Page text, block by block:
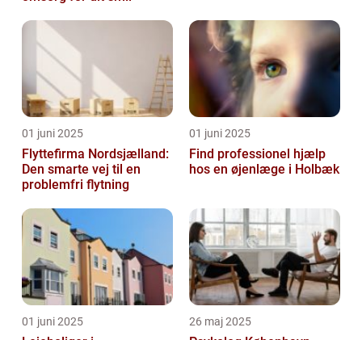
01 juni 2025
Flyttefirma Nordsjælland:
Den smarte vej til en
problemfri flytning
01 juni 2025
Find professionel hjælp
hos en øjenlæge i Holbæk
01 juni 2025 26 maj 2025